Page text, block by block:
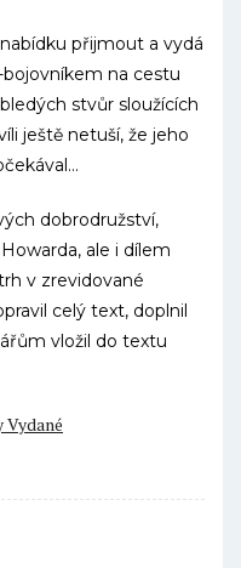
přijmout a vydá
na cestu
stvůr sloužících
ještě netuší, že jeho
dobrodružství,
ale i dílem
v zrevidované
celý text, doplnil
vložil do textu
Vydané